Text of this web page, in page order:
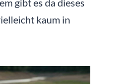
gibt es da dieses
kaum in